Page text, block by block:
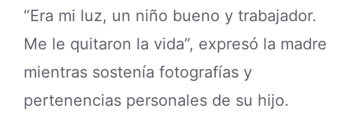
“Era mi luz, un niño bueno y trabajador.
Me le quitaron la vida”, expresó la madre
mientras sostenía fotografías y
pertenencias personales de su hijo.